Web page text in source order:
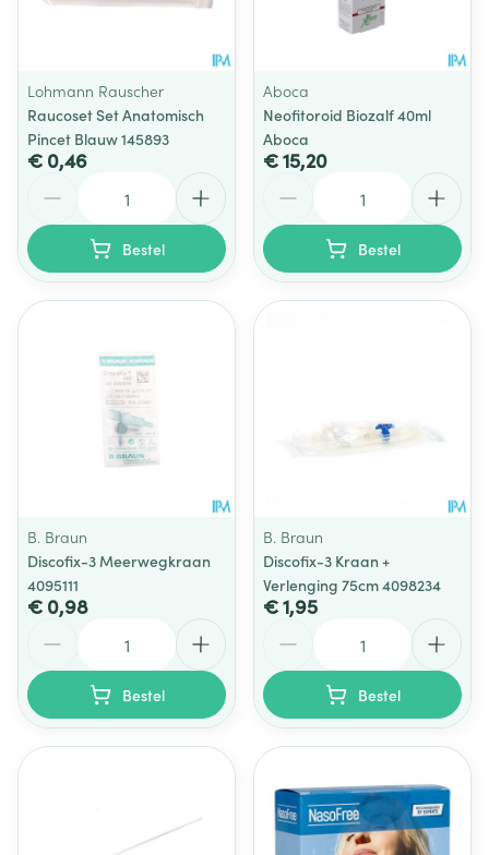
Lohmann Rauscher
Raucoset Set Anatomisch
Pincet Blauw 145893
€ 0,46
Bestel
Aboca
Neofitoroid Biozalf 40ml
Aboca
€ 15,20
Bestel
B. Braun
Discofix-3 Meerwegkraan
4095111
€ 0,98
Bestel
B. Braun
Discofix-3 Kraan +
Verlenging 75cm 4098234
€ 1,95
Bestel